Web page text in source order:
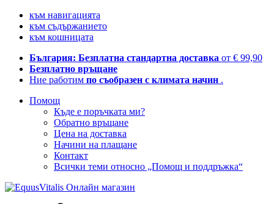
към навигацията
към съдържанието
към кошницата
България: Безплатна стандартна доставка от € 99,90
Безплатно връщане
Ние работим по съобразен с климата начин .
Помощ
Къде е поръчката ми?
Обратно връщане
Цена на доставка
Начини на плащане
Контакт
Всички теми относно „Помощ и поддръжка“